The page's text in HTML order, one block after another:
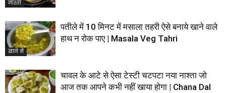
नाश्ता
खाने में
पतीले में 10 मिनट में मसाला तहरी ऐसे बनाये खाने वाले
हाथ न रोक पाए | Masala Veg Tahri
चावल के आटे से ऐसा टेस्टी चटपटा नया नाश्ता जो
आज तक आपने कभी नहीं खाया होगा | Chana Dal